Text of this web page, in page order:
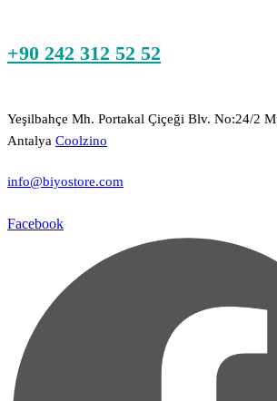
+90 242 312 52 52
Yeşilbahçe Mh. Portakal Çiçeği Blv. No:24/2
Antalya Coolzino
info@biyostore.com
Facebook